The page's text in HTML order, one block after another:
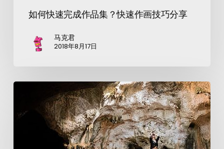
如何快速完成作品集？快速作画技巧分享
马克君
2018年8月17日